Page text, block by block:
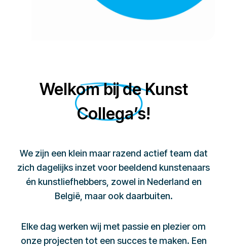
Welkom bij de Kunst
Collega’s!
We zijn een klein maar razend actief team dat
zich dagelijks inzet voor beeldend kunstenaars
én kunstliefhebbers, zowel in Nederland en
België, maar ook daarbuiten.
Elke dag werken wij met passie en plezier om
onze projecten tot een succes te maken. Een